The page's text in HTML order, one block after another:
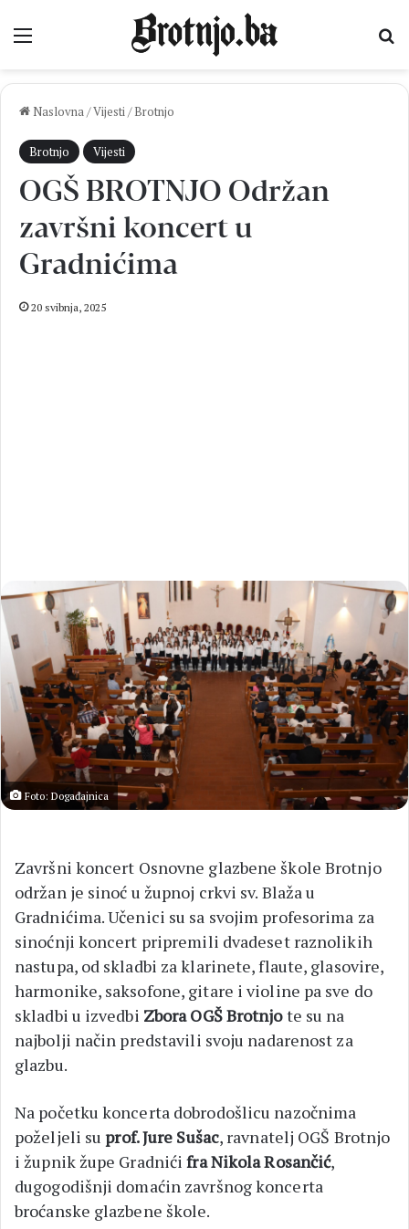
Izbornik
Naslovna/Vijesti/ Brotnjo
Brotnjo Vijesti
OGŠ BROTNJO Održan
završni koncert u
Gradnićima
20 svibnja, 2025
Foto: Događajnica
Završni koncert Osnovne glazbene škole Brotnjo
održan je sinoć u župnoj crkvi sv. Blaža u
Gradnićima. Učenici su sa svojim profesorima za
sinoćnji koncert pripremili dvadeset raznolikih
nastupa, od skladbi za klarinete, flaute, glasovire,
harmonike, saksofone, gitare i violine pa sve do
skladbi u izvedbi Zbora OGŠ Brotnjote su na
najbolji način predstavili svoju nadarenost za
glazbu.
Na početku koncerta dobrodošlicu nazočnima
poželjeli suprof. Jure Sušac, ravnatelj OGŠ Brotnjo
i župnik župe Gradnićifra Nikola Rosančić,
dugogodišnji domaćin završnog koncerta
broćanske glazbene škole.